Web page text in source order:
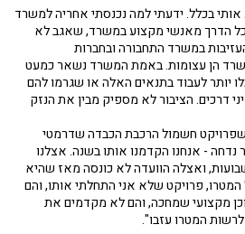
בכלל. ידעתי למה נכנסתי אחריה למשרד
כל הדרך מאנשי מקצוע במשרד, שאגב לא
במשרד התחבורה ובחברות
הן עצומות. באמת המשרד נשאר כמעט
יותר לעבוד בתנאים האלה או שגרמו להם
דרכים. הציבור לא מספיק מבין את הנזק
חשמול הרכבת הכבדה שדרמטי
נדחה - אנחנו הקדמנו אותו בשנה. אצלנו
ואצלה הוועדה לא כונסה מאז שהיא
פרויקט שלא אני התחלתי אותו, והם
מקצועי שמחכה, והם לא מקדמים את
המטרו עזבו".